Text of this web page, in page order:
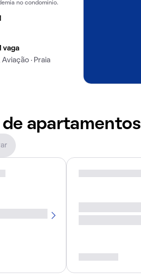
no condomínio.
vaga
· Praia
de apartamentos